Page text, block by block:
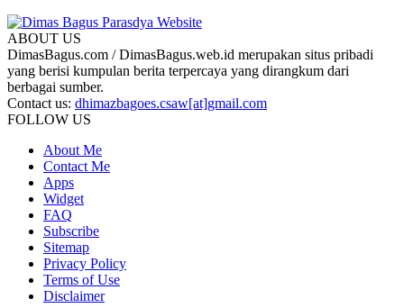
ABOUT US
DimasBagus.com / DimasBagus.web.id merupakan situs pribadi
yang berisi kumpulan berita terpercaya yang dirangkum dari
berbagai sumber.
Contact us: dhimazbagoes.csaw[at]gmail.com
FOLLOW US
About Me
Contact Me
Apps
Widget
FAQ
Subscribe
Sitemap
Privacy Policy
Terms of Use
Disclaimer